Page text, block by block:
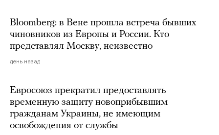
Bloomberg: в Вене прошла встреча бывших
чиновников из Европы и России. Кто
представлял Москву, неизвестно
день назад
Евросоюз прекратил предоставлять
временную защиту новоприбывшим
гражданам Украины, не имеющим
освобождения от службы